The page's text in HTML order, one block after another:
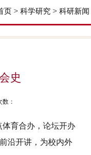
页 > 科学研究 > 科研新闻
史
：
体育合办，论坛开办
沿开讲，为校内外